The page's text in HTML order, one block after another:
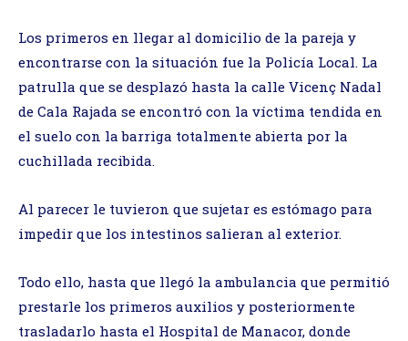
Los primeros en llegar al domicilio de la pareja y
encontrarse con la situación fue la Policía Local. La
patrulla que se desplazó hasta la calle Vicenç Nadal
de Cala Rajada se encontró con la víctima tendida en
el suelo con la barriga totalmente abierta por la
cuchillada recibida.
Al parecer le tuvieron que sujetar es estómago para
impedir que los intestinos salieran al exterior.
Todo ello, hasta que llegó la ambulancia que permitió
prestarle los primeros auxilios y posteriormente
trasladarlo hasta el Hospital de Manacor, donde